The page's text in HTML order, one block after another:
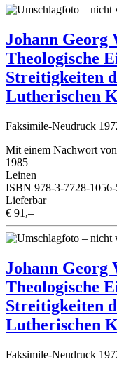
Johann Georg
Theologische
Streitigkeiten
Lutherischen
Faksimile-Neudruck
Mit einem Nachwort von
1985
Leinen
ISBN 978-3-7728-
Lieferbar
€ 91,–
Johann Georg
Theologische
Streitigkeiten
Lutherischen
Faksimile-Neudruck